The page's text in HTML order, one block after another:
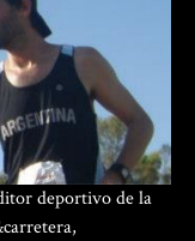
deportivo de la